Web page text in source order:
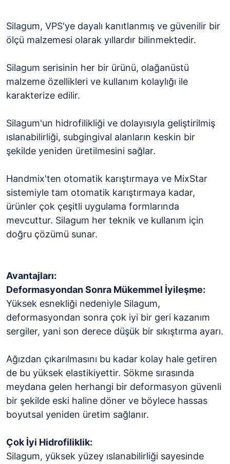
Silagum, VPS'ye dayalı kanıtlanmış ve güvenilir bir
ölçü malzemesi olarak yıllardır bilinmektedir.
Silagum serisinin her bir ürünü, olağanüstü
malzeme özellikleri ve kullanım kolaylığı ile
karakterize edilir.
Silagum'un hidrofilikliği ve dolayısıyla geliştirilmiş
ıslanabilirliği, subgingival alanların keskin bir
şekilde yeniden üretilmesini sağlar.
Handmix'ten otomatik karıştırmaya ve MixStar
sistemiyle tam otomatik karıştırmaya kadar,
ürünler çok çeşitli uygulama formlarında
mevcuttur. Silagum her teknik ve kullanım için
doğru çözümü sunar.
Avantajları:
Deformasyondan Sonra Mükemmel İyileşme:
Yüksek esnekliği nedeniyle Silagum,
deformasyondan sonra çok iyi bir geri kazanım
sergiler, yani son derece düşük bir sıkıştırma ayarı.
Ağızdan çıkarılmasını bu kadar kolay hale getiren
de bu yüksek elastikiyettir. Sökme sırasında
meydana gelen herhangi bir deformasyon güvenli
bir şekilde eski haline döner ve böylece hassas
boyutsal yeniden üretim sağlanır.
Çok İyi Hidrofiliklik:
Silagum, yüksek yüzey ıslanabilirliği sayesinde